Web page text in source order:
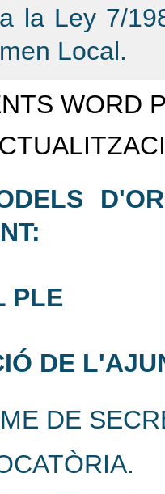
la Ley 7/
Local.
WORD
PLE
DE
DE